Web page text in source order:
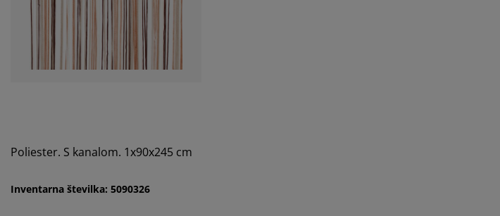
Poliester. S kanalom. 1x90x245 cm
Inventarna številka: 5090326